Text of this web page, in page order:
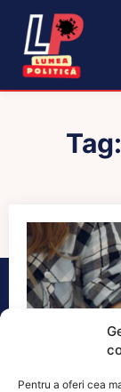
Pentru a oferi cea
Tag: